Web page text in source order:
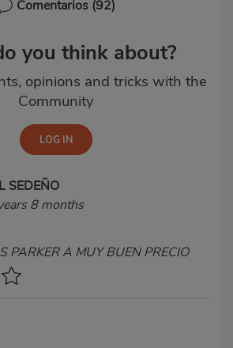
Comentarios (92)
you think about?
opinions and tricks with the
Community
SEDEÑO
8 months
PARKER A MUY BUEN PRECIO